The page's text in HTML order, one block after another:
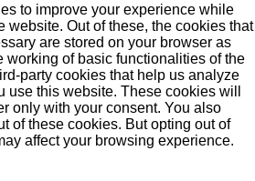
to improve your experience while
website. Out of these, the cookies that
are stored on your browser as
working of basic functionalities of the
party cookies that help us analyze
use this website. These cookies will
only with your consent. You also
of these cookies. But opting out of
affect your browsing experience.